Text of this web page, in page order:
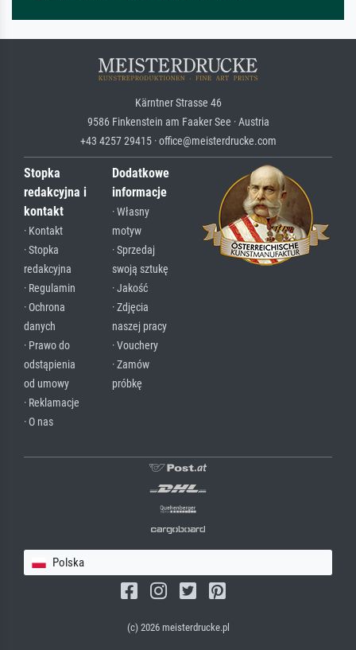
Kärntner Strasse 46
9586 Finkenstein am Faaker See · Austria
+43 4257 29415 · office@meisterdrucke.com
Stopka
redakcyjna i
kontakt
· Kontakt
· Stopka
redakcyjna
· Regulamin
· Ochrona
danych
· Prawo do
odstąpienia
od umowy
· Reklamacje
· O nas
Dodatkowe
informacje
· Własny
motyw
· Sprzedaj
swoją sztukę
· Jakość
· Zdjęcia
naszej pracy
· Vouchery
· Zamów
próbkę
Polska
(c) 2026 meisterdrucke.pl